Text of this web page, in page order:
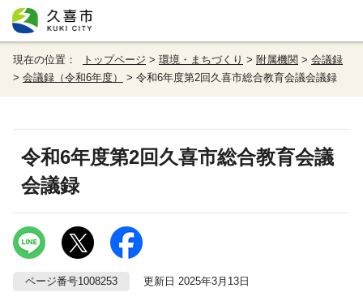
現在の位置： トップページ > 環境・まちづくり > 附属機関 > 会議録
> 会議録（令和6年度） > 令和6年度第2回久喜市総合教育会議会議録
令和6年度第2回久喜市総合教育会議
会議録
ページ番号1008253 更新日 2025年3月13日